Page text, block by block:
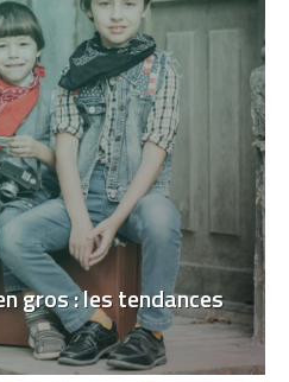
gros : les tendances